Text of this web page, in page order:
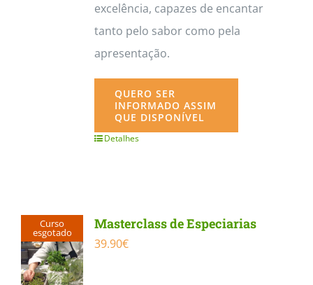
excelência, capazes de encantar
tanto pelo sabor como pela
apresentação.
QUERO SER
INFORMADO ASSIM
QUE DISPONÍVEL
Detalhes
Curso
esgotado
Masterclass de Especiarias
39.90€